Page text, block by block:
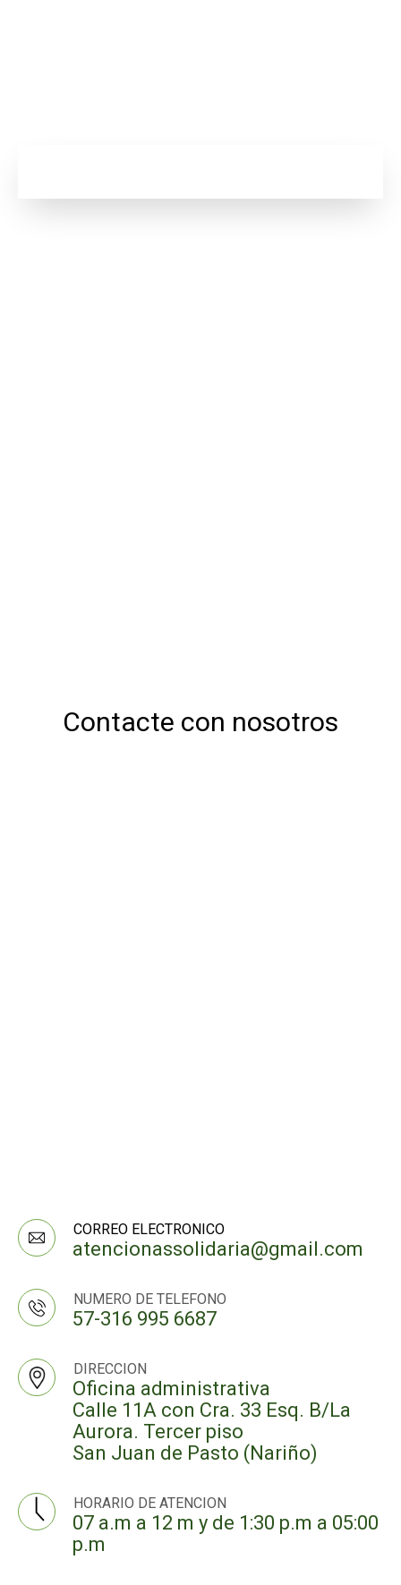
Contacte con nosotros
CORREO ELECTRONICO
atencionassolidaria@gmail.com
NUMERO DE TELEFONO
57-316 995 6687
DIRECCION
Oficina administrativa
Calle 11A con Cra. 33 Esq. B/La
Aurora. Tercer piso
San Juan de Pasto (Nariño)
HORARIO DE ATENCION
07 a.m a 12 m y de 1:30 p.m a 05:00
p.m